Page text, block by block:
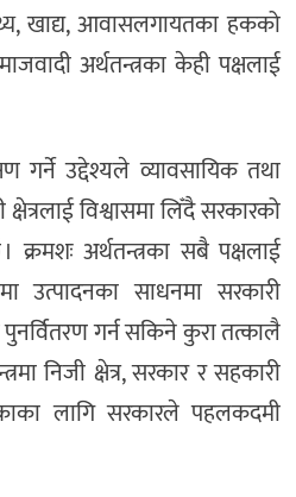
खाद्य, आवासलगायतका हकको
अर्थतन्त्रका केही पक्षलाई
गर्ने उद्देश्यले व्यावसायिक तथा
विश्वासमा लिँदै सरकारको
क्रमशः अर्थतन्त्रका सबै पक्षलाई
उत्पादनका साधनमा सरकारी
गर्न सकिने कुरा तत्कालै
निजी क्षेत्र, सरकार र सहकारी
लागि सरकारले पहलकदमी